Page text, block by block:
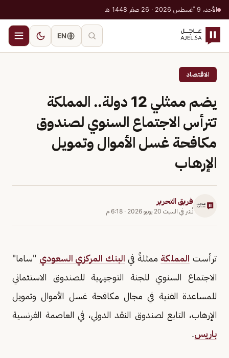
الأحد، 9 أغسطس 2026 · 26 صفر 1448 هـ
EN
الاقتصاد
يضم ممثلي 12 دولة.. المملكة
تترأس الاجتماع السنوي لصندوق
مكافحة غسل الأموال وتمويل
الإرهاب
فريق التحرير
نُشر في السبت 20 يونيو 2026 · 6:18 م
ترأست المملكة ممثلةً في البنك المركزي السعودي "ساما"
الاجتماع السنوي للجنة التوجيهية للصندوق الاستئماني
للمساعدة الفنية في مجال مكافحة غسل الأموال وتمويل
الإرهاب، التابع لصندوق النقد الدولي، في العاصمة الفرنسية
باريس.